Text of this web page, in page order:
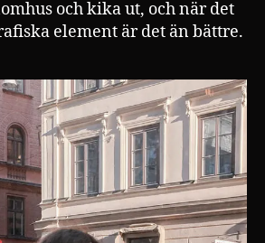
och kika ut, och när det
element är det än bättre.